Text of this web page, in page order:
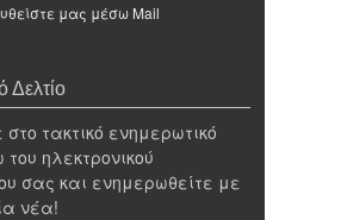
μας μέσω Mail
Δελτίο
τακτικό ενημερωτικό
ηλεκτρονικού
σας και ενημερωθείτε με
νέα!